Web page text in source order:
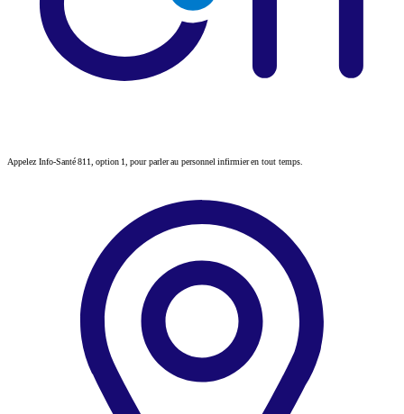
Appelez Info-Santé 811, option 1, pour parler au personnel infirmier en tout temps.